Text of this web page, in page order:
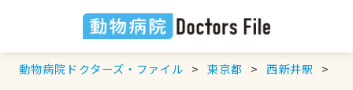
動物病院ドクターズ・ファイル 東京都 西新井駅